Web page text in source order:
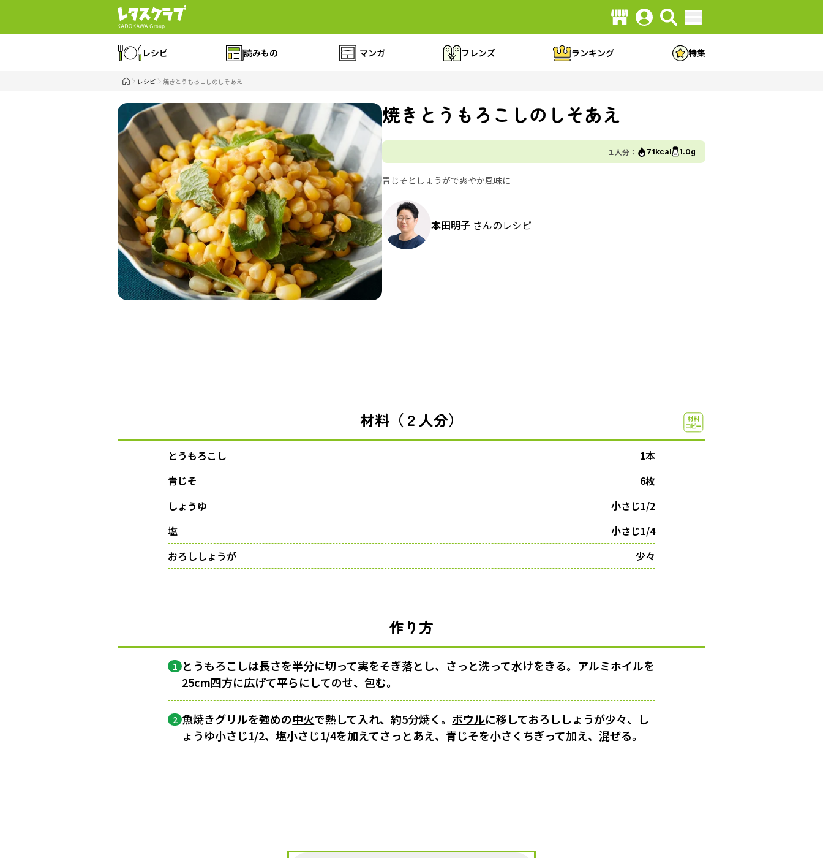
レシピ 読みもの マンガ フレンズ ランキング 特集
レシピ 焼きとうもろこしのしそあえ
焼きとうもろこしのしそあえ
１人分： 71kcal 1.0g
青じそとしょうがで爽やか風味に
本田明子 さんのレシピ
材料（２人分）
とうもろこし
1本
青じそ
6枚
しょうゆ
小さじ1/2
塩
小さじ1/4
おろししょうが
少々
作り方
1 とうもろこしは長さを半分に切って実をそぎ落とし、さっと洗って水けをきる。アルミホイルを
25cm四方に広げて平らにしてのせ、包む。
2 魚焼きグリルを強めの中火で熱して入れ、約5分焼く。 ボウルに移しておろししょうが少々、し
ょうゆ小さじ1/2、塩小さじ1/4を加えてさっとあえ、青じそを小さくちぎって加え、混ぜる。